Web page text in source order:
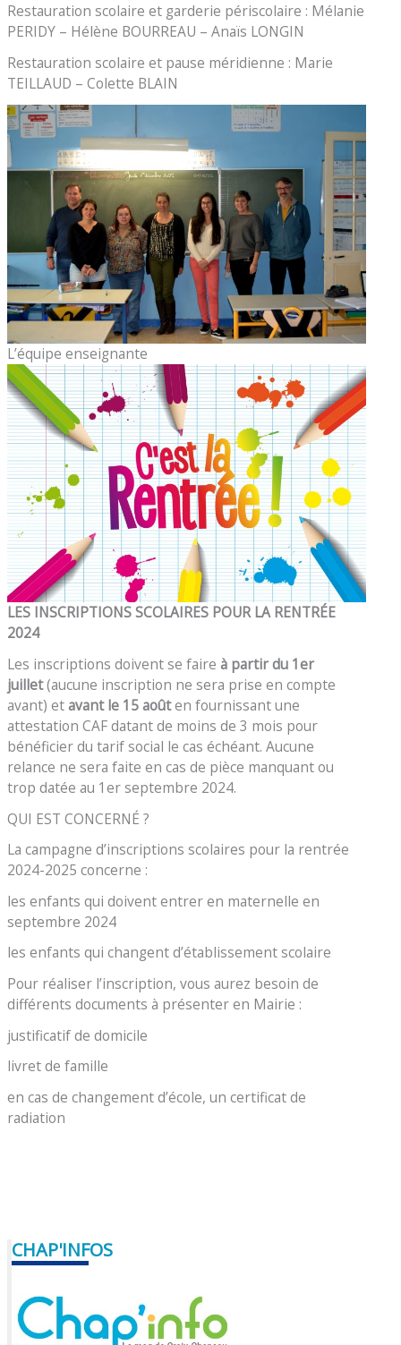
Restauration scolaire et garderie périscolaire : Mélanie
PERIDY – Hélène BOURREAU – Anaïs LONGIN
Restauration scolaire et pause méridienne : Marie
TEILLAUD – Colette BLAIN
L’équipe enseignante
LES INSCRIPTIONS SCOLAIRES POUR LA RENTRÉE
2024
Les inscriptions doivent se faire à partir du 1er
juillet(aucune inscription ne sera prise en compte
avant) etavant le 15 aoûten fournissant une
attestation CAF datant de moins de 3 mois pour
bénéficier du tarif social le cas échéant. Aucune
relance ne sera faite en cas de pièce manquant ou
trop datée au 1er septembre 2024.
QUI EST CONCERNÉ ?
La campagne d’inscriptions scolaires pour la rentrée
2024-2025 concerne :
les enfants qui doivent entrer en maternelle en
septembre 2024
les enfants qui changent d’établissement scolaire
Pour réaliser l’inscription, vous aurez besoin de
différents documents à présenter en Mairie :
justificatif de domicile
livret de famille
en cas de changement d’école, un certificat de
radiation
CHAP'INFOS